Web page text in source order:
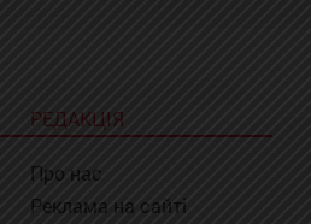
РЕДАКЦІЯ
Про нас
Реклама на сайті